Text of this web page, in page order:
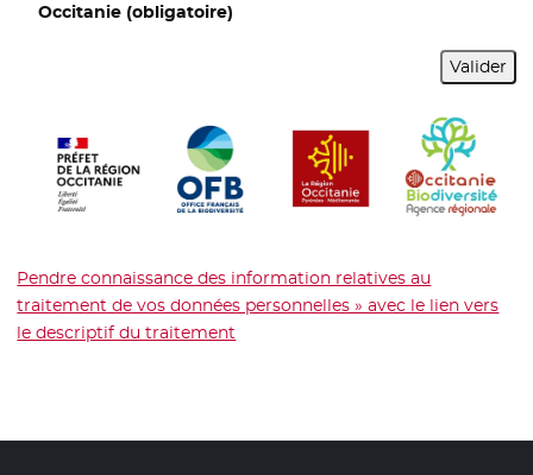
Occitanie (obligatoire)
Valider
Pendre connaissance des information relatives au
traitement de vos données personnelles » avec le lien vers
le descriptif du traitement